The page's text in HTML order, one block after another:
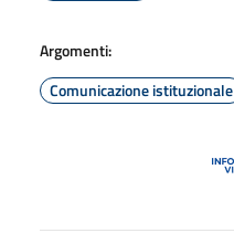
Argomenti:
Comunicazione istituzionale